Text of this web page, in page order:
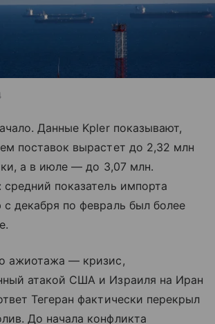
Данные Kpler показывают,
поставок вырастет до 2,32 млн
а в июле — до 3,07 млн.
показатель импорта
декабря по февраль был более
ажиотажа — кризис,
атакой США и Израиля на Иран
Тегеран фактически перекрыл
До начала конфликта